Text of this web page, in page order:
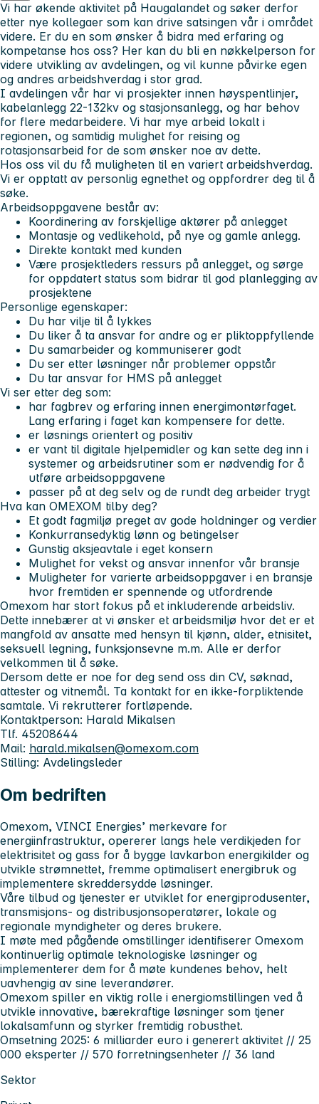
Vi har økende aktivitet på Haugalandet og søker derfor
etter nye kollegaer som kan drive satsingen vår i området
videre. Er du en som ønsker å bidra med erfaring og
kompetanse hos oss? Her kan du bli en nøkkelperson for
videre utvikling av avdelingen, og vil kunne påvirke egen
og andres arbeidshverdag i stor grad.
I avdelingen vår har vi prosjekter innen høyspentlinjer,
kabelanlegg 22-132kv og stasjonsanlegg, og har behov
for flere medarbeidere. Vi har mye arbeid lokalt i
regionen, og samtidig mulighet for reising og
rotasjonsarbeid for de som ønsker noe av dette.
Hos oss vil du få muligheten til en variert arbeidshverdag.
Vi er opptatt av personlig egnethet og oppfordrer deg til å
søke.
Arbeidsoppgavene består av:
Koordinering av forskjellige aktører på anlegget
Montasje og vedlikehold, på nye og gamle anlegg.
Direkte kontakt med kunden
Være prosjektleders ressurs på anlegget, og sørge
for oppdatert status som bidrar til god planlegging av
prosjektene
Personlige egenskaper:
Du har vilje til å lykkes
Du liker å ta ansvar for andre og er pliktoppfyllende
Du samarbeider og kommuniserer godt
Du ser etter løsninger når problemer oppstår
Du tar ansvar for HMS på anlegget
Vi ser etter deg som:
har fagbrev og erfaring innen energimontørfaget.
Lang erfaring i faget kan kompensere for dette.
er løsnings orientert og positiv
er vant til digitale hjelpemidler og kan sette deg inn i
systemer og arbeidsrutiner som er nødvendig for å
utføre arbeidsoppgavene
passer på at deg selv og de rundt deg arbeider trygt
Hva kan OMEXOM tilby deg?
Et godt fagmiljø preget av gode holdninger og verdier
Konkurransedyktig lønn og betingelser
Gunstig aksjeavtale i eget konsern
Mulighet for vekst og ansvar innenfor vår bransje
Muligheter for varierte arbeidsoppgaver i en bransje
hvor fremtiden er spennende og utfordrende
Omexom har stort fokus på et inkluderende arbeidsliv.
Dette innebærer at vi ønsker et arbeidsmiljø hvor det er et
mangfold av ansatte med hensyn til kjønn, alder, etnisitet,
seksuell legning, funksjonsevne m.m. Alle er derfor
velkommen til å søke.
Dersom dette er noe for deg send oss din CV, søknad,
attester og vitnemål. Ta kontakt for en ikke-forpliktende
samtale. Vi rekrutterer fortløpende.
Kontaktperson: Harald Mikalsen
Tlf. 45208644
Mail: harald.mikalsen@omexom.com
Stilling: Avdelingsleder
Om bedriften
Omexom, VINCI Energies’ merkevare for
energiinfrastruktur, opererer langs hele verdikjeden for
elektrisitet og gass for å bygge lavkarbon energikilder og
utvikle strømnettet, fremme optimalisert energibruk og
implementere skreddersydde løsninger.
Våre tilbud og tjenester er utviklet for energiprodusenter,
transmisjons- og distribusjonsoperatører, lokale og
regionale myndigheter og deres brukere.
I møte med pågående omstillinger identifiserer Omexom
kontinuerlig optimale teknologiske løsninger og
implementerer dem for å møte kundenes behov, helt
uavhengig av sine leverandører.
Omexom spiller en viktig rolle i energiomstillingen ved å
utvikle innovative, bærekraftige løsninger som tjener
lokalsamfunn og styrker fremtidig robusthet.
Omsetning 2025: 6 milliarder euro i generert aktivitet // 25
000 eksperter // 570 forretningsenheter // 36 land
Sektor